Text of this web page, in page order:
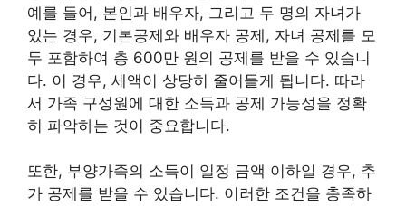
예를 들어, 본인과 배우자, 그리고 두 명의 자녀가
있는 경우, 기본공제와 배우자 공제, 자녀 공제를 모
두 포함하여 총 600만 원의 공제를 받을 수 있습니
다. 이 경우, 세액이 상당히 줄어들게 됩니다. 따라
서 가족 구성원에 대한 소득과 공제 가능성을 정확
히 파악하는 것이 중요합니다.
또한, 부양가족의 소득이 일정 금액 이하일 경우, 추
가 공제를 받을 수 있습니다. 이러한 조건을 충족하